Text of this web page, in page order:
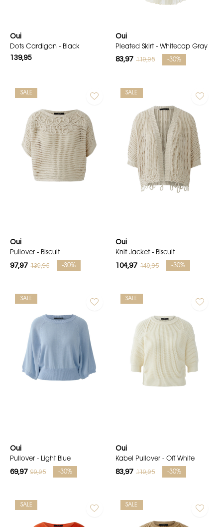
Oui
Dots Cardigan - Black
139,95
Oui
Pleated Skirt - Whitecap Gray
83,97 119,95 -30%
SALE
Oui
Pullover - Biscuit
97,97 139,95 -30%
SALE
Oui
Knit Jacket - Biscuit
104,97 149,95 -30%
SALE
Oui
Pullover - Light Blue
69,97 99,95 -30%
SALE
Oui
Kabel Pullover - Off White
83,97 119,95 -30%
SALE SALE